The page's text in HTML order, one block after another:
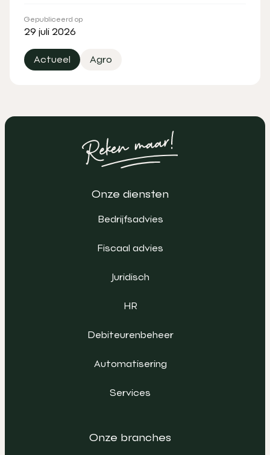
Gepubliceerd op
29 juli 2026
Actueel Agro
Onze diensten
Bedrijfsadvies
Fiscaal advies
Juridisch
HR
Debiteurenbeheer
Automatisering
Services
Onze branches